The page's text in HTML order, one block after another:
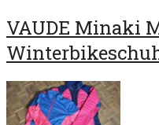
VAUDE Minaki